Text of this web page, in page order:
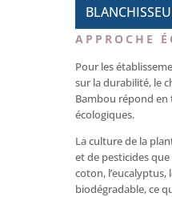
APPROCHE
Pour les
sur la durabilité, le
Bambou répond
écologiques.
La culture de la
et de pesticides
coton,
biodégradable, ce